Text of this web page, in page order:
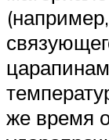
же время